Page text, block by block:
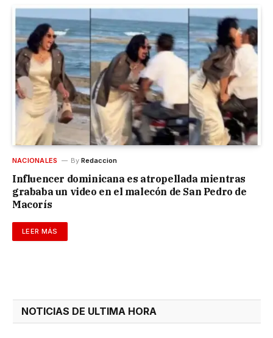
NACIONALES By Redaccion
Influencer dominicana es atropellada mientras
grababa un video en el malecón de San Pedro de
Macorís
LEER MÁS
NOTICIAS DE ULTIMA HORA